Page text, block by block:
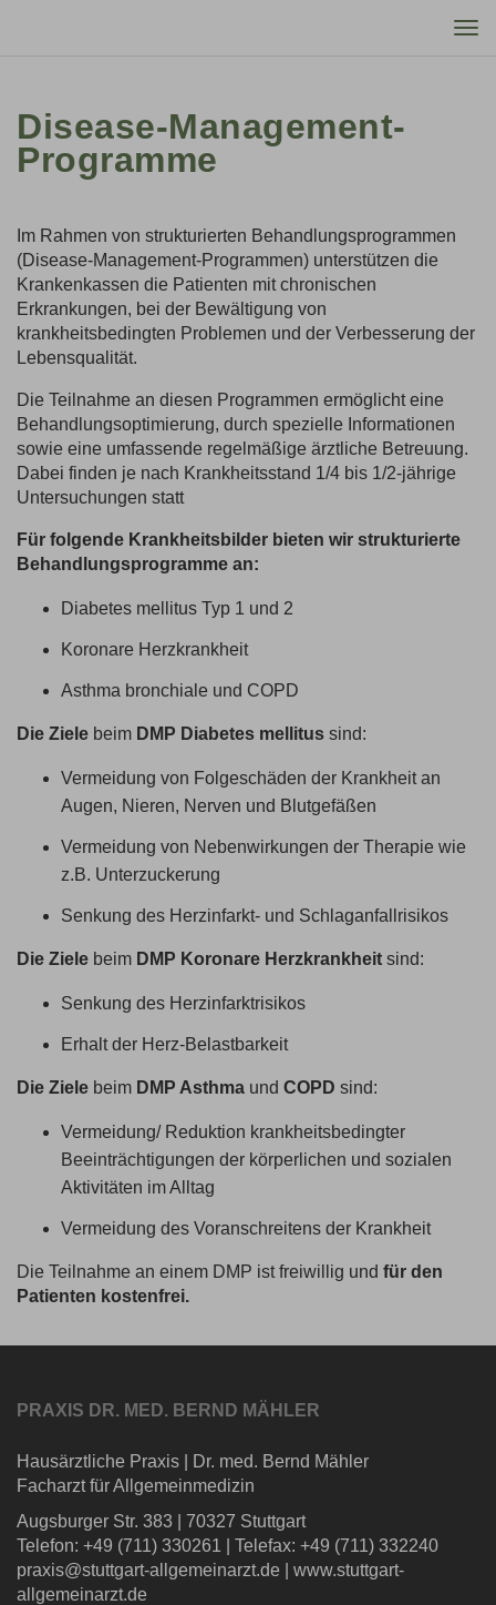
Disease-Management-
Programme
Im Rahmen von strukturierten Behandlungsprogrammen
(Disease-Management-Programmen) unterstützen die
Krankenkassen die Patienten mit chronischen
Erkrankungen, bei der Bewältigung von
krankheitsbedingten Problemen und der Verbesserung der
Lebensqualität.
Die Teilnahme an diesen Programmen ermöglicht eine
Behandlungsoptimierung, durch spezielle Informationen
sowie eine umfassende regelmäßige ärztliche Betreuung.
Dabei finden je nach Krankheitsstand 1/4 bis 1/2-jährige
Untersuchungen statt
Für folgende Krankheitsbilder bieten wir strukturierte
Behandlungsprogramme an:
Diabetes mellitus Typ 1 und 2
Koronare Herzkrankheit
Asthma bronchiale und COPD
Die Ziele beim DMP Diabetes mellitus sind:
Vermeidung von Folgeschäden der Krankheit an
Augen, Nieren, Nerven und Blutgefäßen
Vermeidung von Nebenwirkungen der Therapie wie
z.B. Unterzuckerung
Senkung des Herzinfarkt- und Schlaganfallrisikos
Die Ziele beim DMP Koronare Herzkrankheit sind:
Senkung des Herzinfarktrisikos
Erhalt der Herz-Belastbarkeit
Die Ziele beim DMP Asthma und COPD sind:
Vermeidung/ Reduktion krankheitsbedingter
Beeinträchtigungen der körperlichen und sozialen
Aktivitäten im Alltag
Vermeidung des Voranschreitens der Krankheit
Die Teilnahme an einem DMP ist freiwillig und für den
Patienten kostenfrei.
PRAXIS DR. MED. BERND MÄHLER
Hausärztliche Praxis
Dr. med. Bernd Mähler
Facharzt für Allgemeinmedizin
Augsburger Str. 383
70327 Stuttgart
Telefon: +49 (711) 330261
Telefax: +49 (711) 332240
praxis@stuttgart-allgemeinarzt.de
www.stuttgart-
allgemeinarzt.de